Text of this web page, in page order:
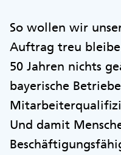
So wollen wir
Auftrag treu
50 Jahren nichts
bayerische
Und damit